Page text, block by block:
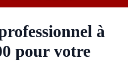
à
pour votre